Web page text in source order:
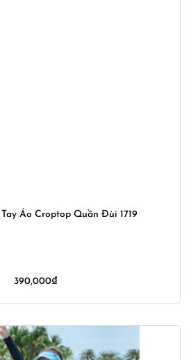
Áo Croptop Quần Đùi 1719
390,000₫